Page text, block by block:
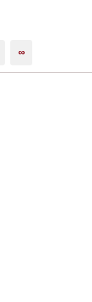
∞